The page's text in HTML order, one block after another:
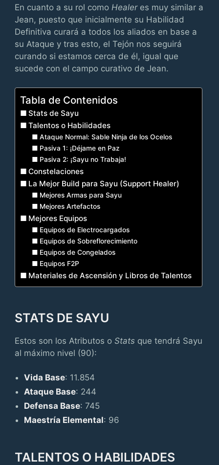
En cuanto a su rol como Healeres muy similar a
Jean, puesto que inicialmente su Habilidad
Definitiva curará a todos los aliados en base a
su Ataque y tras esto, el Tejón nos seguirá
curando si estamos cerca de él, igual que
sucede con el campo curativo de Jean.
Tabla de Contenidos
Stats de Sayu
Talentos o Habilidades
Ataque Normal: Sable Ninja de los Ocelos
Pasiva 1: ¡Déjame en Paz
Pasiva 2: ¡Sayu no Trabaja!
Constelaciones
La Mejor Build para Sayu (Support Healer)
Mejores Armas para Sayu
Mejores Artefactos
Mejores Equipos
Equipos de Electrocargados
Equipos de Sobreflorecimiento
Equipos de Congelados
Equipos F2P
Materiales de Ascensión y Libros de Talentos
STATS DE SAYU
Estos son los Atributos o Stats que tendrá Sayu
al máximo nivel (90):
Vida Base: 11.854
Ataque Base: 244
Defensa Base: 745
Maestría Elemental: 96
TALENTOS O HABILIDADES